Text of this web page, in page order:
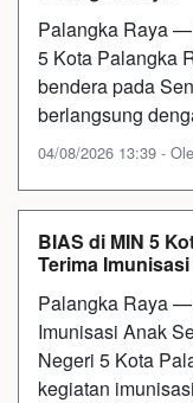
Palangka Raya
5 Kota Palangka
bendera pada
berlangsung
04/08/2026 13:39 -
BIAS di MIN 5
Terima
Palangka Raya
Imunisasi Anak
Negeri 5 Kota
kegiatan